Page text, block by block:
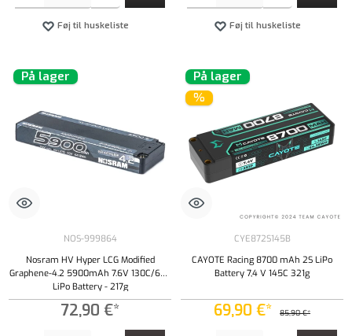
Føj til huskeliste Føj til huskeliste
På lager
NOS-999864
Nosram HV Hyper LCG Modified
Graphene-4.2 5900mAh 7.6V 130C/65C
LiPo Battery - 217g
72,90 €*
På lager
%
CYE872S145B
CAYOTE Racing 8700 mAh 2S LiPo
Battery 7,4 V 145C 321g
69,90 €* 85,90 €*